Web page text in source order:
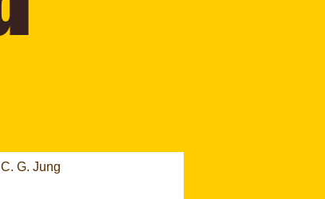
C. G. Jung